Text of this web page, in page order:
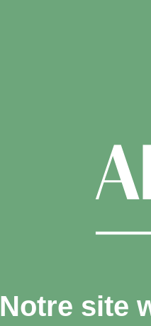
Notre site